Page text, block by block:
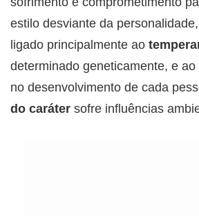
estilo desviante da
ligado principalmente ao
determinado geneticamente, e ao
no desenvolvimento de cada
do caráter sofre influências